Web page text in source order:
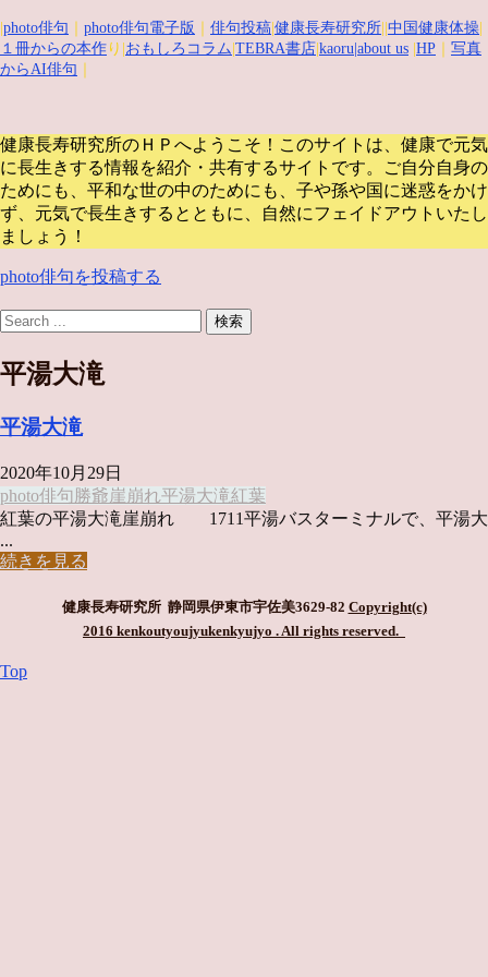
photo俳句 photo俳句電子版 俳句投稿 健康長寿研究所 中国健康体操
１冊からの本作 り| おもしろコラム TEBRA書店 kaoru |about us HP
写真
からAI俳句
健康長寿研究所のＨＰへようこそ！このサイトは、健康で元気
に長生きする情報を紹介・共有するサイトです。
ご自分自身の
ためにも、平和な世の中のためにも、子や孫や国に迷惑をかけ
ず、元気で長生きするとともに、自然にフェイドアウトいたし
ましょう！
photo俳句を投稿する
平湯大滝
平湯大滝
2020年10月29日
photo俳句 勝爺崖崩れ平湯大滝紅葉
紅葉の平湯大滝崖崩れ 1711平湯バスターミナルで、平湯大
...
続きを見る
健康長寿研究所 静岡県伊東市宇佐美3629-82 Copyright(c)
2016 kenkoutyoujyukenkyujyo . All rights reserved.
Top